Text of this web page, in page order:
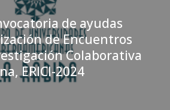
de ayudas
de Encuentros
Colaborativa
ERICI-2024
»Abierta la convocatoria de ayudas